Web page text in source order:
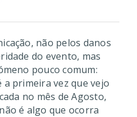
não pelos danos
do evento, mas
pouco comum:
a primeira vez que vejo
no mês de Agosto,
é algo que ocorra